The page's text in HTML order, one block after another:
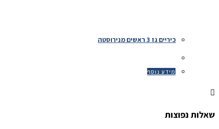
כיריים גז 3 ראשים מנירוסטה
מידע נוסף
שאלות נפוצות